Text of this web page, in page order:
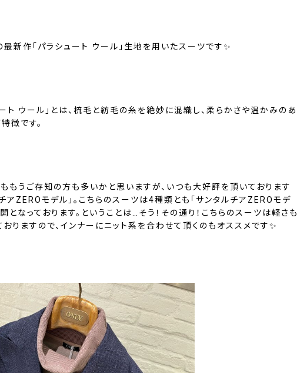
新作「パラシュート ウール」生地を用いたスーツです✨
ト ウール」とは、梳毛と紡毛の糸を絶妙に混織し、柔らかさや温かみのあ
徴です。
もうご存知の方も多いかと思いますが、いつも大好評を頂いております
アZEROモデル」。こちらのスーツは4種類とも「サンタルチアZEROモデ
となっております。ということは…そう！その通り！こちらのスーツは軽さも
りますので、インナーにニット系を合わせて頂くのもオススメです✨